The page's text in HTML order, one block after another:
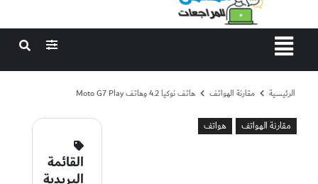
الرئيسية مقارنة الهواتف هاتف نوكيا 4.2 وهاتف Moto G7 Play
مقارنة الهواتف هواتف
القائمة
البريدية